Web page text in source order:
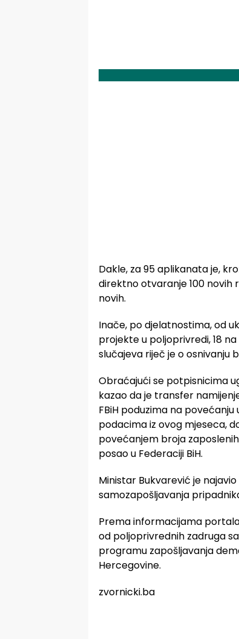
Dakle, za 95 aplikanata je,
direktno otvaranje 100 novih
novih.
Inače, po djelatnostima, od
projekte u poljoprivredi, 18
slučajeva riječ je o osnivanju
Obraćajući se potpisnicima
kazao da je transfer
FBiH poduzima na
podacima iz ovog mjeseca,
povećanjem broja
posao u Federaciji BiH.
Ministar Bukvarević je
samozapošljavanja
Prema informacijama
od poljoprivrednih zadruga
programu zapošljavanja
Hercegovine.
zvornicki.ba